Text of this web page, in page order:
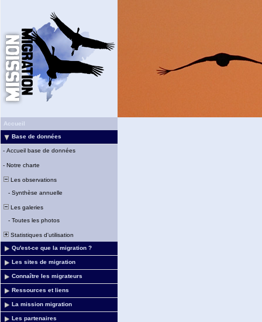
Accueil
Base de données
- Accueil base de données
- Notre charte
Les observations
- Synthèse annuelle
Les galeries
- Toutes les photos
Statistiques d'utilisation
Qu'est-ce que la migration ?
Les sites de migration
Connaître les migrateurs
Ressources et liens
La mission migration
Les partenaires